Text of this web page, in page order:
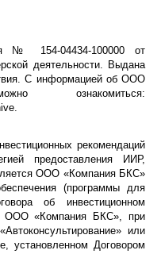
№ 154-04434-100000 от
деятельности. Выдана
С информацией об ООО
ознакомиться:
рекомендаций
предоставления ИИР,
ООО «Компания БКС»
(программы для
об инвестиционном
с ООО «Компания БКС», при
Автоконсультирование» или
установленном Договором